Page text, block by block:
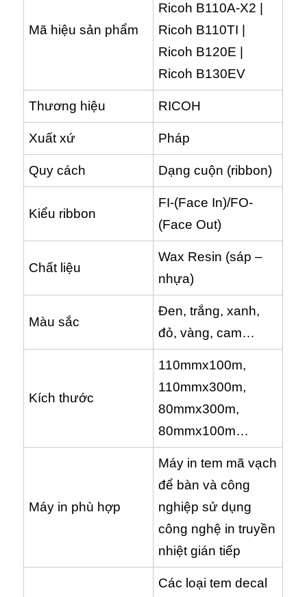
Mã hiệu sản phẩm
Ricoh B110A-X2 |
Ricoh B110TI |
Ricoh B120E |
Ricoh B130EV
Thương hiệu RICOH
Xuất xứ Pháp
Quy cách Dạng cuộn (ribbon)
Kiểu ribbon
FI-(Face In)/FO-
(Face Out)
Chất liệu
Wax Resin (sáp –
nhựa)
Màu sắc
Đen, trắng, xanh,
đỏ, vàng, cam…
Kích thước
110mmx100m,
110mmx300m,
80mmx300m,
80mmx100m…
Máy in phù hợp
Máy in tem mã vạch
để bàn và công
nghiệp sử dụng
công nghệ in truyền
nhiệt gián tiếp
Các loại tem decal